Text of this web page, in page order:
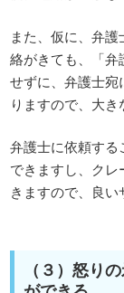
また、仮に、弁
絡がきても、「
せずに、弁護士宛
りますので、大き
弁護士に依頼す
できますし、ク
きますので、良い
（３）怒り